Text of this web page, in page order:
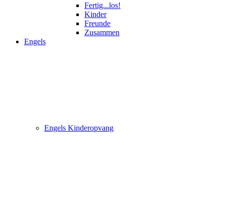
Fertig...los!
Kinder
Freunde
Zusammen
Engels
Engels Kinderopvang